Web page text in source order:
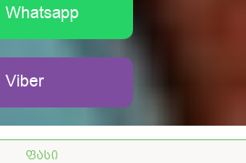
Whatsapp
Viber
ფასი